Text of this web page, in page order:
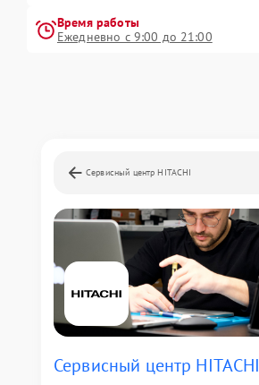
Время работы
Ежедневно с 9:00 до 21:00
Сервисный центр HITACHI
Сервисный центр HITACHI